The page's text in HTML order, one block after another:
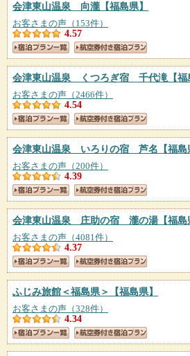
会津東山温泉 向瀧 【福島県】
お客さまの声（153件）
4.57
会津東山温泉 くつろぎ宿 千代滝 【
お客さまの声（2466件）
4.54
会津東山温泉 いろりの宿 芦名 【福島
お客さまの声（200件）
4.39
会津東山温泉 庄助の宿 瀧の湯【福島
お客さまの声（4081件）
4.37
ふじみ旅館＜福島県＞ 【福島県】
お客さまの声（328件）
4.34